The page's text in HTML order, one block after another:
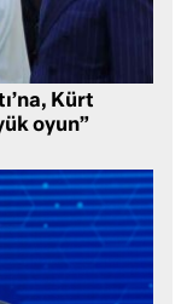
Kürt
oyun”